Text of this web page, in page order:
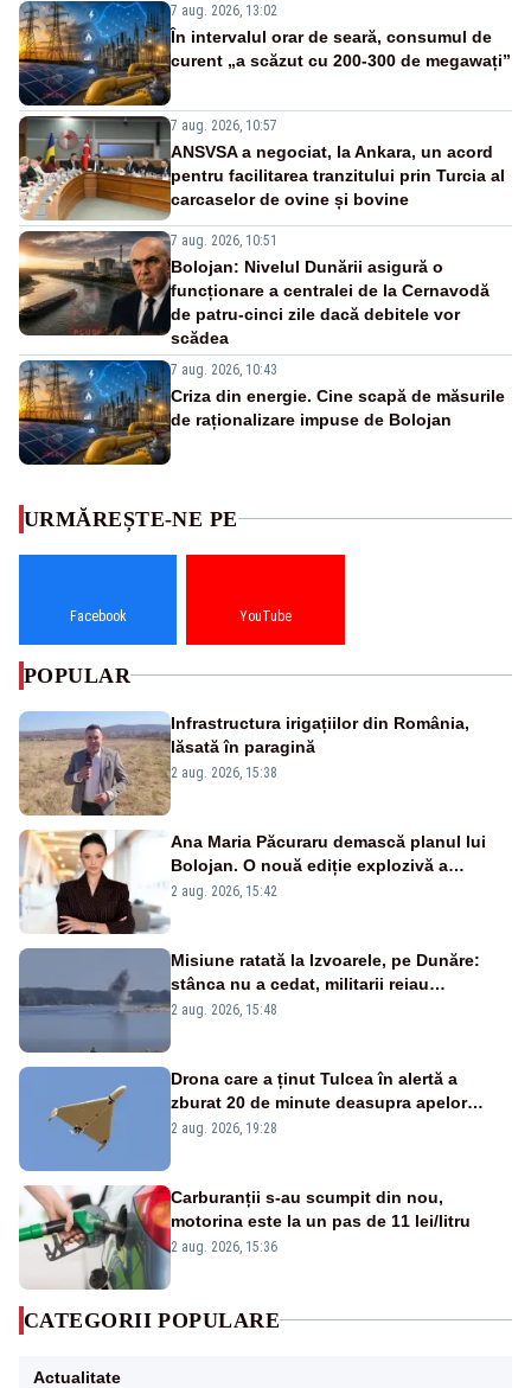
7 aug. 2026, 13:02
În intervalul orar de seară, consumul de
curent „a scăzut cu 200-300 de megawați”
7 aug. 2026, 10:57
ANSVSA a negociat, la Ankara, un acord
pentru facilitarea tranzitului prin Turcia al
carcaselor de ovine și bovine
7 aug. 2026, 10:51
Bolojan: Nivelul Dunării asigură o
funcționare a centralei de la Cernavodă
de patru-cinci zile dacă debitele vor
scădea
7 aug. 2026, 10:43
Criza din energie. Cine scapă de măsurile
de raționalizare impuse de Bolojan
URMĂREȘTE-NE PE
Facebook YouTube
POPULAR
Infrastructura irigațiilor din România,
lăsată în paragină
2 aug. 2026, 15:38
Ana Maria Păcuraru demască planul lui
Bolojan. O nouă ediție explozivă a
emisiunii „Miza Zilei” la Realitatea PLUS
2 aug. 2026, 15:42
Misiune ratată la Izvoarele, pe Dunăre:
stânca nu a cedat, militarii reiau
detonările luni – VIDEO
2 aug. 2026, 15:48
Drona care a ținut Tulcea în alertă a
zburat 20 de minute deasupra apelor
României. Au fost ridicate două F-16
2 aug. 2026, 19:28
Carburanții s-au scumpit din nou,
motorina este la un pas de 11 lei/litru
2 aug. 2026, 15:36
CATEGORII POPULARE
Actualitate